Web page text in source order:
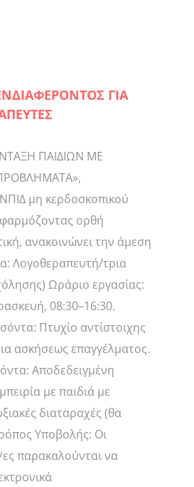
ΓΙΑ
ΠΑΙΔΙΩΝ ΜΕ
μη κερδοσκοπικού
ορθή
ανακοινώνει την άμεση
Λογοθεραπευτή/τρια
Ωράριο εργασίας:
08:30–16:30.
Πτυχίο αντίστοιχης
ασκήσεως επαγγέλματος.
Αποδεδειγμένη
με παιδιά με
διαταραχές (θα
Υποβολής: Οι
παρακαλούνται να